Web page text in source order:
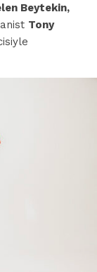
Beytekin,
Tony